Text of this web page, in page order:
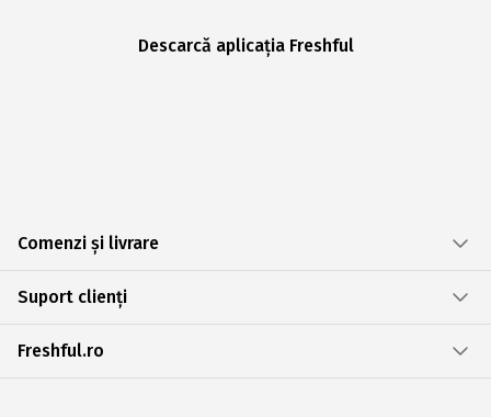
Descarcă aplicația Freshful
Comenzi și livrare
Suport clienți
Freshful.ro